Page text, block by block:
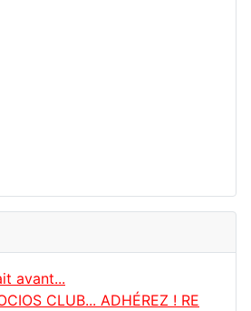
avant...
CLUB... ADHÉREZ ! RE